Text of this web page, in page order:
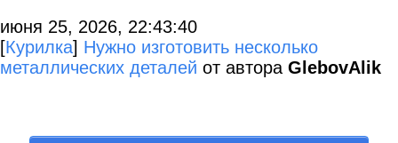
июня 25, 2026, 22:43:40
[Курилка] Нужно изготовить несколько
металлических деталей от автора GlebovAlik